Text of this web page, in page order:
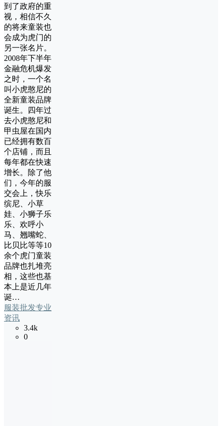
到了政府的重
视，相信不久
的将来童装也
会成为虎门的
另一张名片。
2008年下半年
金融危机爆发
之时，一个名
叫小虎憨尼的
全新童装品牌
诞生。四年过
去小虎憨尼和
甲虫屋在国内
已经拥有数百
个店铺，而且
每年都在快速
增长。除了他
们，今年的服
交会上，快乐
缤尼、小草
娃、小狮子乐
乐、欢呼小
马、翘嘴蛇、
比贝比等等10
余个虎门童装
品牌也扎堆亮
相，这些也基
本上是近几年
诞…
服装批发专业
资讯
3.4k
0